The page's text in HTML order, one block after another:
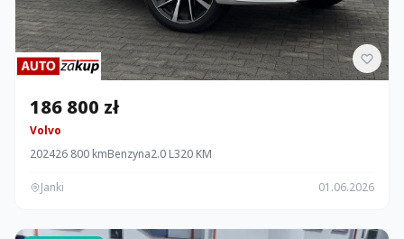
186 800 zł
Volvo
202426 800 kmBenzyna2.0 L320 KM
Janki 01.06.2026